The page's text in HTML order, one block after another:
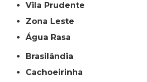
Vila Prudente
Zona Leste
Água Rasa
Brasilândia
Cachoeirinha